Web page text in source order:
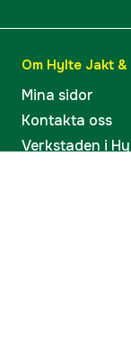
Om Hylte Jakt
Mina sidor
Kontakta oss
Verkstaden i